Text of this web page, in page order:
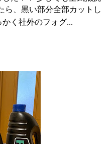
、黒い部分全部カットし
く社外のフォグ...